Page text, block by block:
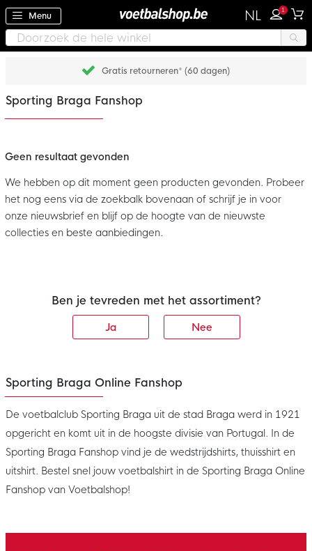
Menu NL 1
Gratis retourneren* (60 dagen)
Sporting Braga Fanshop
Geen resultaat gevonden
We hebben op dit moment geen producten gevonden. Probeer
het nog eens via de zoekbalk bovenaan of schrijf je in voor
onze nieuwsbrief en blijf op de hoogte van de nieuwste
collecties en beste aanbiedingen.
Ben je tevreden met het assortiment?
Ja Nee
Sporting Braga Online Fanshop
De voetbalclub Sporting Braga uit de stad Braga werd in 1921
opgericht en komt uit in de hoogste divisie van Portugal. In de
Sporting Braga Fanshop vind je de wedstrijdshirts, thuisshirt en
uitshirt. Bestel snel jouw voetbalshirt in de Sporting Braga Online
Fanshop van Voetbalshop!